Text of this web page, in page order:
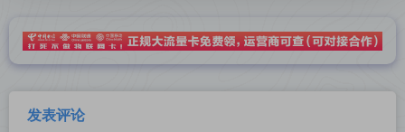
发表评论